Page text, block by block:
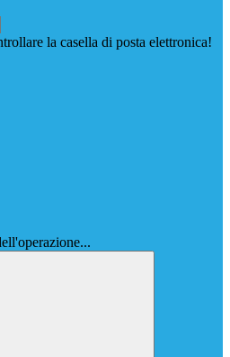
la casella di posta elettronica!